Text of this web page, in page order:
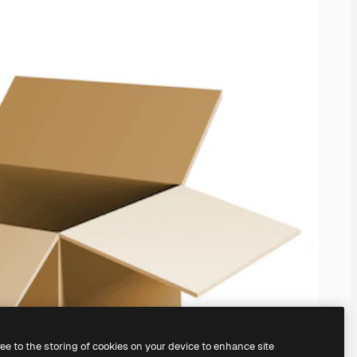
to the storing of cookies on your device to enhance site